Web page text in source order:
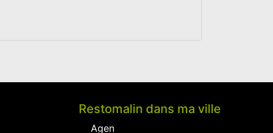
Restomalin dans ma ville
Agen